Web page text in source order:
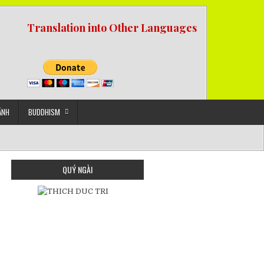
Translation into Other Languages
BUDDHISM
QUÝ NGÀI